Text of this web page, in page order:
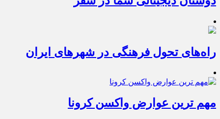
راه‌های تحول فرهنگی در شهرهای ایران
مهم ترین عوارض واکسن کرونا